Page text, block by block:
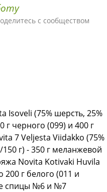
с сообществом
Isoveli (75% шерсть, 25%
г черного (099) и 400 г
7 Veljesta Viidakko (75%
г) - 350 г меланжевой
Novita Kotivaki Huvila
200 г белого (011 и
спицы №6 и №7